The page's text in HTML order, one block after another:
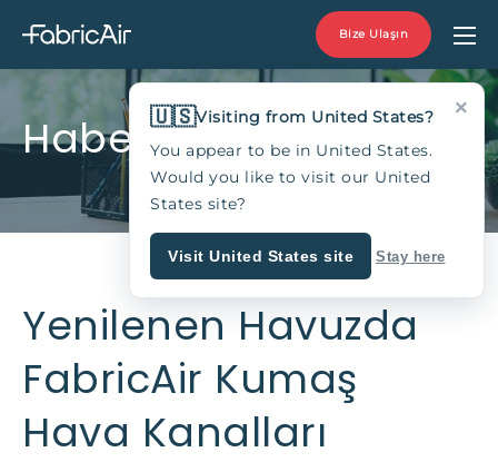
Bize Ulaşın
Haberler
Yenilenen Havuzda
FabricAir Kumaş
Hava Kanalları
×
🇺🇸Visiting from United States?
You appear to be in United States.
Would you like to visit our United
States site?
Visit United States site Stay here